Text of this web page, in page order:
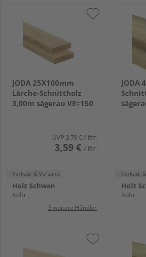
JODA 25X100mm
Lärche-Schnittholz
3,00m sägerau VE=150
UVP 3,79 €/ lfm
3,59 € / lfm
Verkauf & Versand
Holz Schwan
Köln
3 weitere Händler
JODA
Verkauf
Holz
Köln